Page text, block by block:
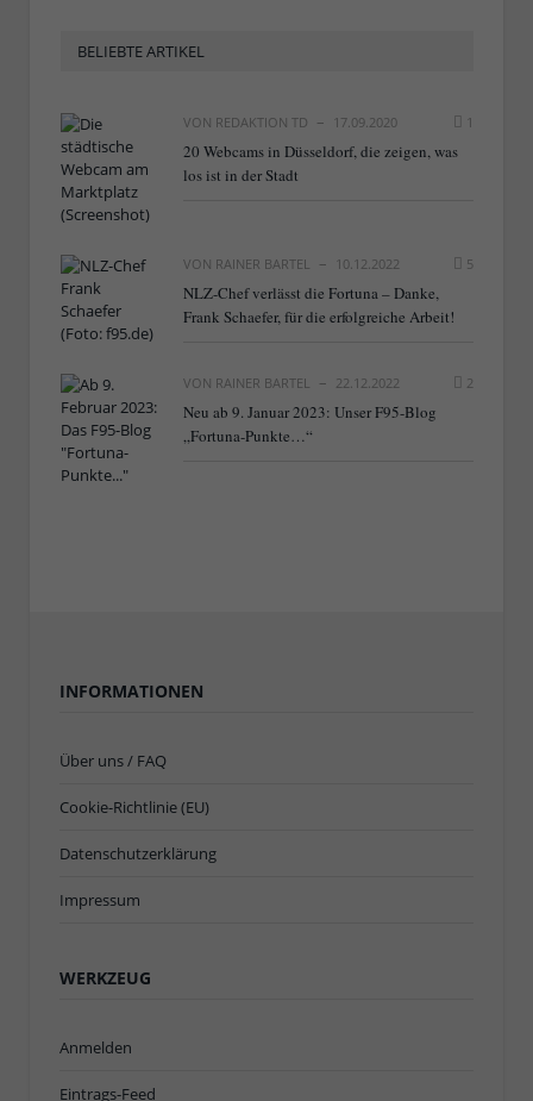
BELIEBTE ARTIKEL
VON REDAKTION TD 17.09.2020 1
20 Webcams in Düsseldorf, die zeigen, was
los ist in der Stadt
VON RAINER BARTEL 10.12.2022 5
NLZ-Chef verlässt die Fortuna – Danke,
Frank Schaefer, für die erfolgreiche Arbeit!
VON RAINER BARTEL 22.12.2022 2
Neu ab 9. Januar 2023: Unser F95-Blog
„Fortuna-Punkte…“
INFORMATIONEN
Über uns / FAQ
Cookie-Richtlinie (EU)
Datenschutzerklärung
Impressum
WERKZEUG
Anmelden
Eintrags-Feed